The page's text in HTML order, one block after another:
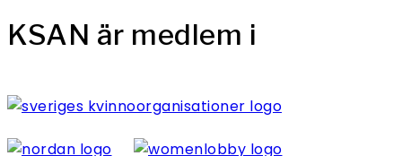
KSAN är medlem i